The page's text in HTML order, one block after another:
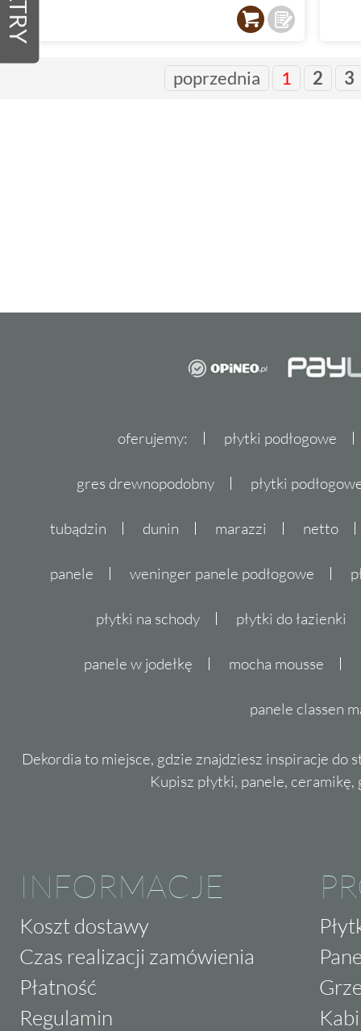
poprzednia 1 2 3
oferujemy: płytki podłogowe
gres drewnopodobny płytki
tubądzin dunin marazzi netto
panele weninger panele podłogowe
płytki na schody płytki do łazienki
panele w jodełkę mocha mousse
panele classen
Dekordia to miejsce, gdzie znajdziesz inspiracje do
Kupisz płytki, panele,
INFORMACJE
Koszt dostawy
Czas realizacji zamówienia
Płatność
Regulamin